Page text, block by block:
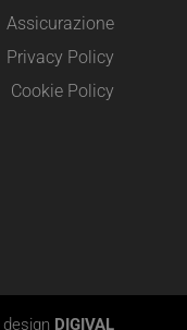
Assicurazione
Privacy Policy
Cookie Policy
DIGIVAL